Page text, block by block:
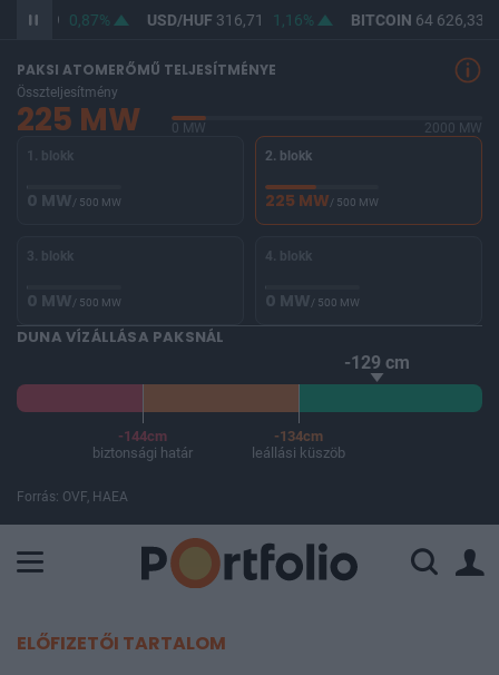
364,89 0,87% USD/HUF316,71 1,16% BITCOIN64 626,33
PAKSI ATOMERŐMŰ TELJESÍTMÉNYE
Összteljesítmény
225 MW 0 MW
2000 MW
1. blokk
0 MW/ 500 MW
2. blokk
225 MW/ 500 MW
3. blokk
0 MW/ 500 MW
4. blokk
0 MW/ 500 MW
DUNA VÍZÁLLÁSA PAKSNÁL
-129 cm
-144cm
biztonsági határ
-134cm
leállási küszöb
Forrás: OVF, HAEA
ELŐFIZETŐI TARTALOM